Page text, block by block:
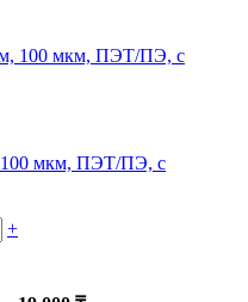
100 мкм, ПЭТ/ПЭ, с
+